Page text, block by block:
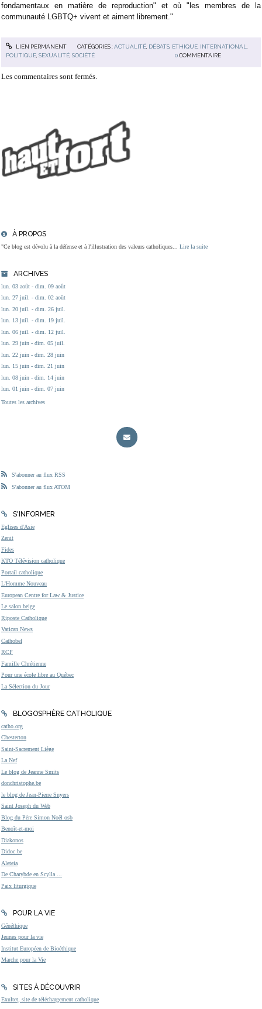
À PROPOS
"Ce blog est dévolu à la défense et à l'illustration des valeurs catholiques... Lire la suite
ARCHIVES
lun. 03 août - dim. 09 août
lun. 27 juil. - dim. 02 août
lun. 20 juil. - dim. 26 juil.
lun. 13 juil. - dim. 19 juil.
lun. 06 juil. - dim. 12 juil.
lun. 29 juin - dim. 05 juil.
lun. 22 juin - dim. 28 juin
lun. 15 juin - dim. 21 juin
lun. 08 juin - dim. 14 juin
lun. 01 juin - dim. 07 juin
Toutes les archives
S'abonner au flux RSS
S'abonner au flux ATOM
S'INFORMER
Eglises d'Asie
Zenit
Fides
KTO Télévision catholique
Portail catholique
L'Homme Nouveau
European Centre for Law & Justice
Le salon beige
Riposte Catholique
Vatican News
Cathobel
RCF
Famille Chrétienne
Pour une école libre au Québec
La Sélection du Jour
BLOGOSPHÈRE CATHOLIQUE
catho.org
Chesterton
Saint-Sacrement Liège
La Nef
Le blog de Jeanne Smits
donchristophe.be
le blog de Jean-Pierre Snyers
Saint Joseph du Web
Blog du Père Simon Noël osb
Benoît-et-moi
Diakonos
Didoc.be
Aleteia
De Charybde en Scylla ...
Paix liturgique
POUR LA VIE
Généthique
Jeunes pour la vie
Institut Européen de Bioéthique
Marche pour la Vie
SITES À DÉCOUVRIR
Exultet, site de téléchargement catholique
fondamentaux en matière de reproduction" et où "les membres de la
communauté LGBTQ+ vivent et aiment librement."
LIEN PERMANENT CATÉGORIES :ACTUALITÉ, DÉBATS, ETHIQUE, INTERNATIONAL
POLITIQUE ,SEXUALITÉ ,SOCIÉTÉ 0 COMMENTAIRE
Les commentaires sont fermés.